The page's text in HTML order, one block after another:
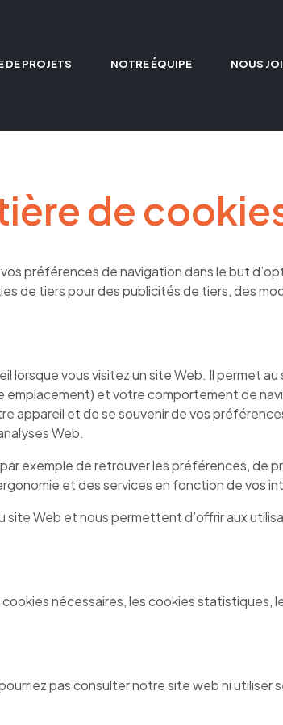
DE PROJETS NOTRE ÉQUIPE NOUS
de
préférences de navigation dans le but
de tiers pour des publicités de tiers, des
vous visitez un site Web. Il permet
et votre comportement de
et de se souvenir de vos
Web.
exemple de retrouver les préférences, de
et des services en fonction de vos
Web et nous permettent d’offrir aux
nécessaires, les cookies statistiques,
pas consulter notre site web ni utiliser